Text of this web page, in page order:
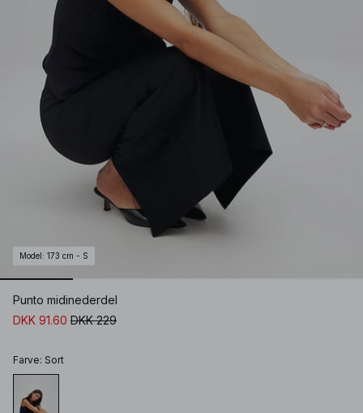
Model : 173 cm - S
Punto midinederdel
DKK 91.60 DKK 229
Farve: Sort